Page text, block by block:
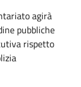
agirà
pubbliche
rispetto